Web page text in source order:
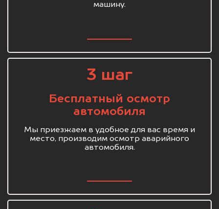
машину.
3 шаг
Бесплатный осмотр
автомобиля
Мы приезжаем в удобное для вас время и
место, производим осмотр аварийного
автомобиля.